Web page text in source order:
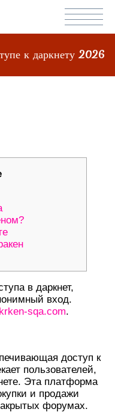
к даркнету 2026
в даркнет,
вход.
sqa.com.
доступ к
пользователей,
Эта платформа
и продажи
форумах.